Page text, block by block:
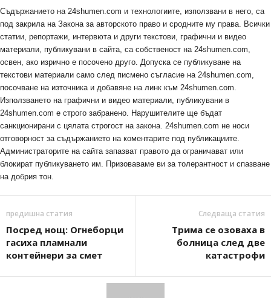
Съдържанието на 24shumen.com и технологиите, използвани в него, са
под закрила на Закона за авторското право и сродните му права. Всички
статии, репортажи, интервюта и други текстови, графични и видео
материали, публикувани в сайта, са собственост на 24shumen.com,
освен, ако изрично е посочено друго. Допуска се публикуване на
текстови материали само след писмено съгласие на 24shumen.com,
посочване на източника и добавяне на линк към 24shumen.com.
Използването на графични и видео материали, публикувани в
24shumen.com е строго забранено. Нарушителите ще бъдат
санкционирани с цялата строгост на закона. 24shumen.com не носи
отговорност за съдържанието на коментарите под публикациите.
Администраторите на сайта запазват правото да ограничават или
блокират публикуването им. Призоваваме ви за толерантност и спазване
на добрия тон.
предишна статия
Посред нощ: Огнеборци
гасиха пламнали
контейнери за смет
Следваща статия
Трима се озоваха в
болница след две
катастрофи